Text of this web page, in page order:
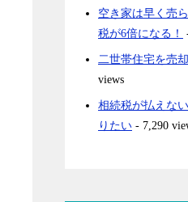
空き家は早く売
税が6倍になる！
二世帯住宅を売
views
相続税が払えな
りたい - 7,290